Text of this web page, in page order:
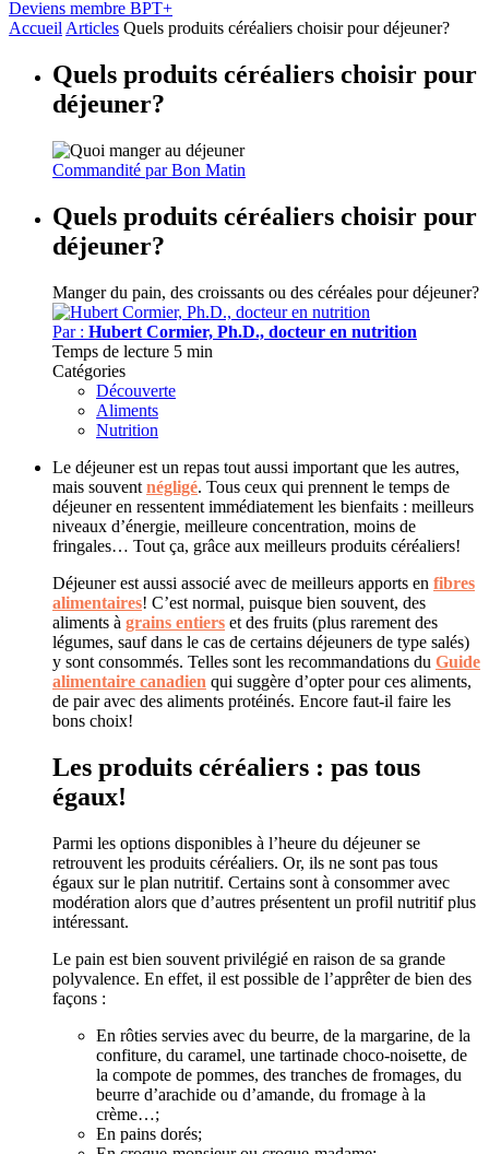
Deviens membre BPT+
Accueil Articles Quels produits céréaliers choisir pour déjeuner?
Quels produits céréaliers choisir pour
déjeuner?
Commandité parBon Matin
Quels produits céréaliers choisir pour
déjeuner?
Manger du pain, des croissants ou des céréales pour déjeuner?
Par : Hubert Cormier, Ph.D., docteur en nutrition
Temps de lecture 5 min
Catégories
Découverte
Aliments
Nutrition
Le déjeuner est un repas tout aussi important que les autres,
mais souvent négligé. Tous ceux qui prennent le temps de
déjeuner en ressentent immédiatement les bienfaits : meilleurs
niveaux d’énergie, meilleure concentration, moins de
fringales… Tout ça, grâce aux meilleurs produits céréaliers!
Déjeuner est aussi associé avec de meilleurs apports en fibres
alimentaires! C’est normal, puisque bien souvent, des
aliments à grains entiers et des fruits (plus rarement des
légumes, sauf dans le cas de certains déjeuners de type salés)
y sont consommés. Telles sont les recommandations du Guide
alimentaire canadien qui suggère d’opter pour ces aliments,
de pair avec des aliments protéinés. Encore faut-il faire les
bons choix!
Les produits céréaliers : pas tous
égaux!
Parmi les options disponibles à l’heure du déjeuner se
retrouvent les produits céréaliers. Or, ils ne sont pas tous
égaux sur le plan nutritif. Certains sont à consommer avec
modération alors que d’autres présentent un profil nutritif plus
intéressant.
Le pain est bien souvent privilégié en raison de sa grande
polyvalence. En effet, il est possible de l’apprêter de bien des
façons :
En rôties servies avec du beurre, de la margarine, de la
confiture, du caramel, une tartinade choco-noisette, de
la compote de pommes, des tranches de fromages, du
beurre d’arachide ou d’amande, du fromage à la
crème…;
En pains dorés;